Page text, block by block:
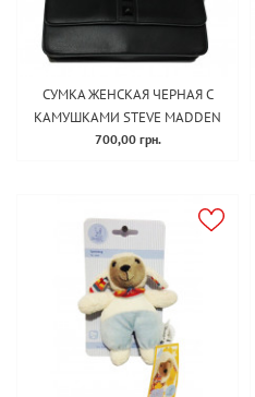
СУМКА ЖЕНСКАЯ ЧЕРНАЯ С
КАМУШКАМИ STEVE MADDEN
700,00 грн.